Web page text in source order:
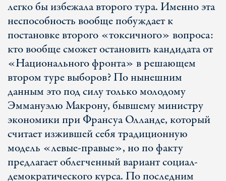
легко бы избежала второго тура. Именно эта
неспособность вообще побуждает к
постановке второго «токсичного» вопроса:
кто вообще сможет остановить кандидата от
«Национального фронта» в решающем
втором туре выборов? По нынешним
данным это под силу только молодому
Эммануэлю Макрону, бывшему министру
экономики при Франсуа Олланде, который
считает изжившей себя традиционную
модель «левые-правые», но по факту
предлагает облегченный вариант социал-
демократического курса. По последним